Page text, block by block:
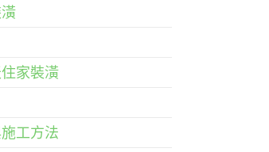
家裝潢
工方法